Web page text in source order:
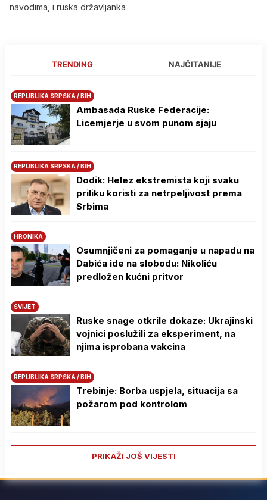
navodima, i ruska državljanka
TRENDING NAJČITANIJE
REPUBLIKA SRPSKA / BIH
Ambasada Ruske Federacije:
Licemjerje u svom punom sjaju
REPUBLIKA SRPSKA / BIH
Dodik: Helez ekstremista koji svaku
priliku koristi za netrpeljivost prema
Srbima
HRONIKA
Osumnjičeni za pomaganje u napadu na
Dabića ide na slobodu: Nikoliću
predložen kućni pritvor
SVIJET
Ruske snage otkrile dokaze: Ukrajinski
vojnici poslužili za eksperiment, na
njima isprobana vakcina
REPUBLIKA SRPSKA / BIH
Trebinje: Borba uspjela, situacija sa
požarom pod kontrolom
PRIKAŽI JOŠ VIJESTI